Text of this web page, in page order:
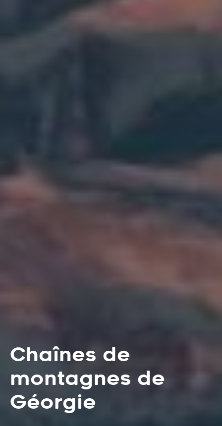
Chaînes de
montagnes de
Géorgie